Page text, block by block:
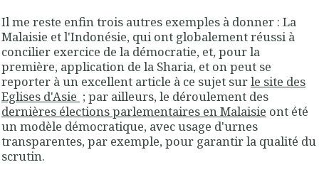
Il me reste enfin trois autres exemples à donner : La
Malaisie et l'Indonésie, qui ont globalement réussi à
concilier exercice de la démocratie, et, pour la
première, application de la Sharia, et on peut se
reporter à un excellent article à ce sujet surle site des
Eglises d'Asie ; par ailleurs, le déroulement des
dernières élections parlementaires en Malaisie ont été
un modèle démocratique, avec usage d'urnes
transparentes, par exemple, pour garantir la qualité du
scrutin.